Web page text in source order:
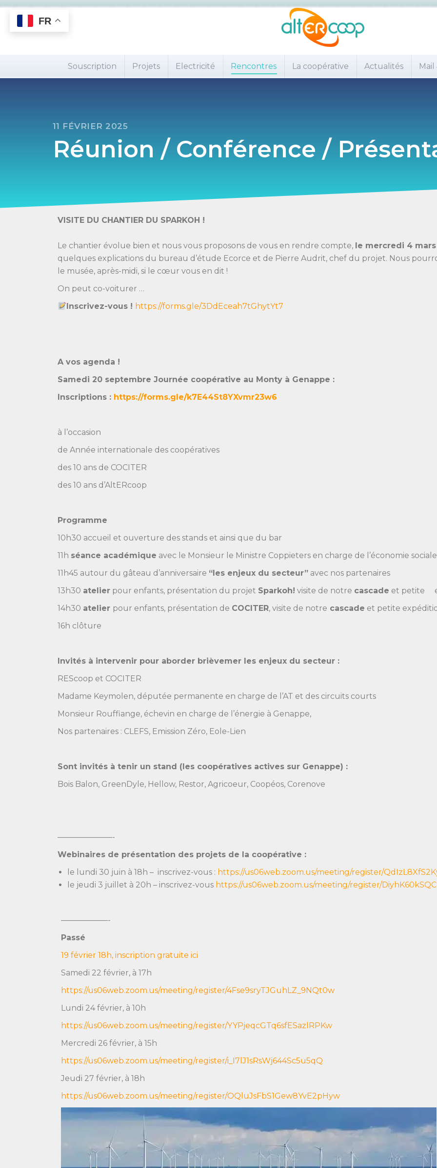
Souscription Projets Electricité Rencontres La coopérative Actualités Mail
11 FÉVRIER 2025
Réunion / Conférence /
VISITE DU CHANTIER DU SPARKOH !
Le chantier évolue bien et nous vous proposons de vous en rendre compte, le mercredi 4 mars
quelques explications du bureau d’étude Ecorce et de Pierre Audrit, chef du projet. Nous
le musée, après-midi, si le cœur vous en dit !
On peut co-voiturer …
Inscrivez-vous ! https://forms.gle/3DdEceah7tGhytYt7
A vos agenda !
Samedi 20 septembre Journée coopérative au Monty à Genappe :
Inscriptions : https://forms.gle/k7E44St8YXvmr23w6
à l’occasion
de Année internationale des coopératives
des 10 ans de COCITER
des 10 ans d’AltERcoop
Programme
10h30 accueil et ouverture des stands et ainsi que du bar
11h séance académique avec le Monsieur le Ministre Coppieters en charge de l’économie
11h45 autour du gâteau d’anniversaire “les enjeux du secteur”avec nos partenaires
13h30 atelierpour enfants, présentation du projet Sparkoh! visite de notre cascade et petite
14h30 atelier pour enfants, présentation de COCITER, visite de notre cascade et petite
16h clôture
Invités à intervenir pour aborder brièvemer les enjeux du secteur :
REScoop et COCITER
Madame Keymolen, députée permanente en charge de l’AT et des circuits courts
Monsieur Rouffiange, échevin en charge de l’énergie à Genappe,
Nos partenaires : CLEFS, Emission Zéro, Eole-Lien
Sont invités à tenir un stand (les coopératives actives sur Genappe) :
Bois Balon, GreenDyle, Hellow, Restor, Agricoeur, Coopéos, Corenove
———————-
Webinaires de présentation des projets de la coopérative :
le lundi 30 juin à 18h – inscrivez-vous : https://us06web.zoom.us/meeting/register/
le jeudi 3 juillet à 20h – inscrivez-vous https://us06web.zoom.us/meeting/register/
——————-
Passé
19 février 18h, inscription gratuite ici
Samedi 22 février, à 17h
https://us06web.zoom.us/meeting/register/4Fse9sryTJGuhLZ_9NQt0w
Lundi 24 février, à 10h
https://us06web.zoom.us/meeting/register/YYPjeqcGTq6sfESazlRPKw
Mercredi 26 février, à 15h
https://us06web.zoom.us/meeting/register/i_I7lJ1sRsWj644Sc5u5qQ
Jeudi 27 février, à 18h
https://us06web.zoom.us/meeting/register/OQluJsFbS1Gew8YvE2pHyw
FR